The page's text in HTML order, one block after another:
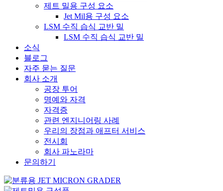
제트 밀용 구성 요소
Jet Mil용 구성 요소
LSM 수직 습식 교반 밀
LSM 수직 습식 교반 밀
소식
블로그
자주 묻는 질문
회사 소개
공장 투어
명예와 자격
자격증
관련 엔지니어링 사례
우리의 장점과 애프터 서비스
전시회
회사 파노라마
문의하기